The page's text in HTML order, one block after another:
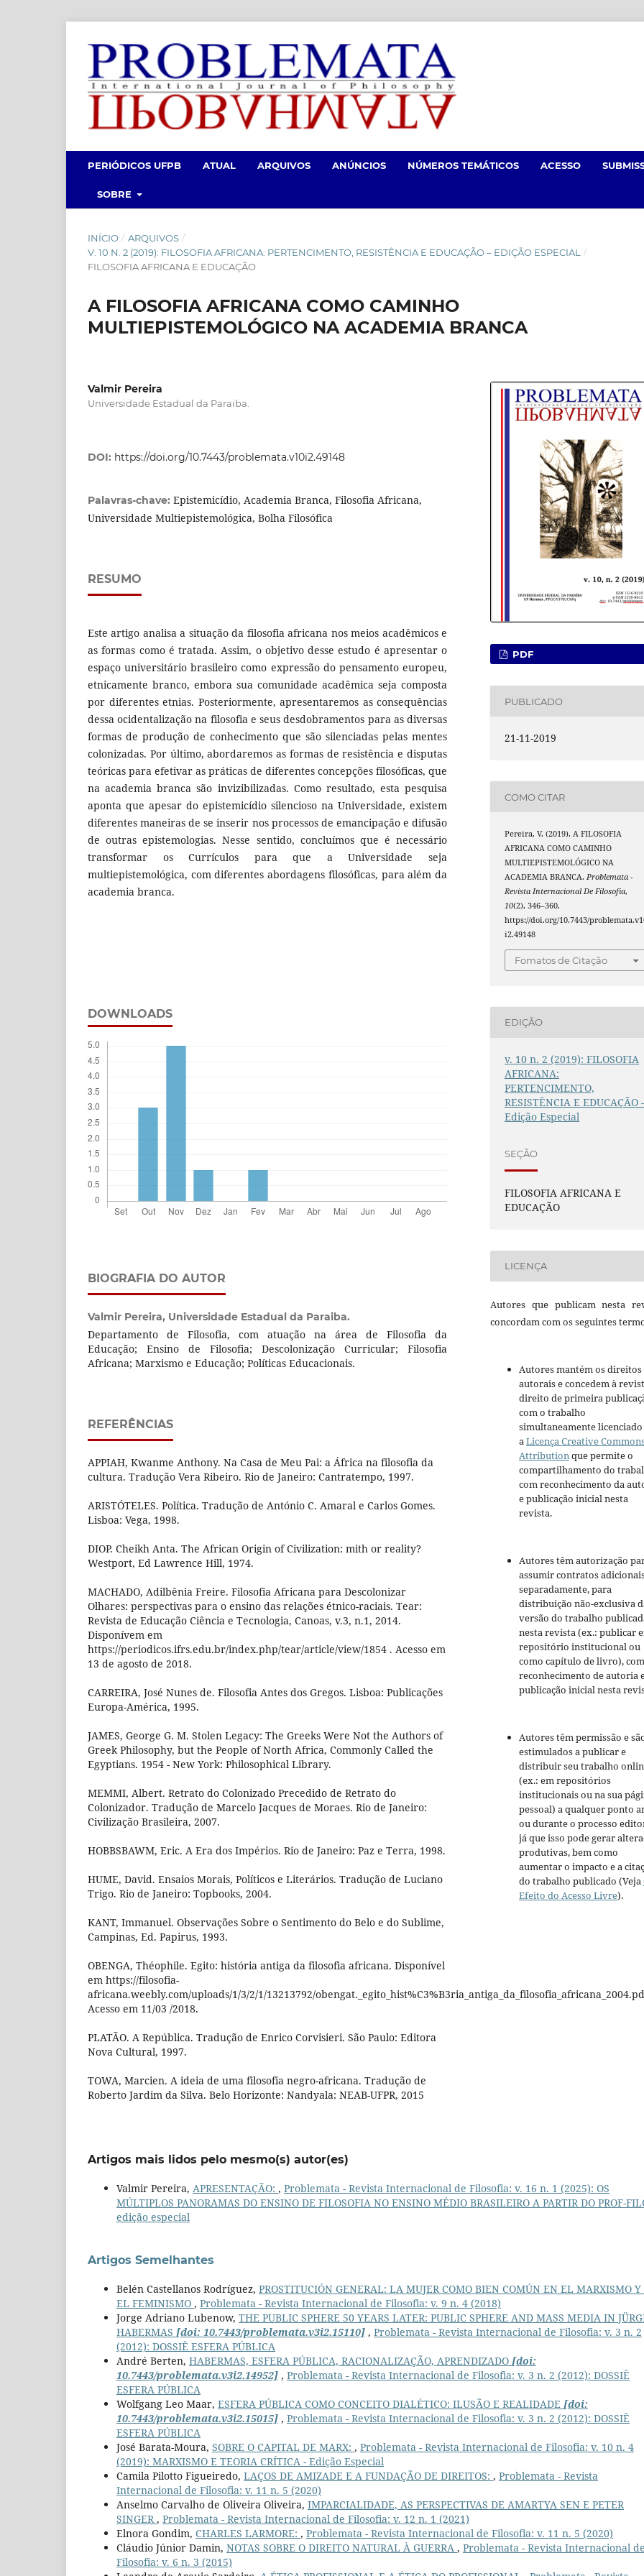
PERIÓDICOS UFPB ATUAL ARQUIVOS ANÚNCIOS NÚMEROS TEMÁTICOS ACESSO
SOBRE
INÍCIO / ARQUIVOS /
V. 10 N. 2 (2019): FILOSOFIA AFRICANA: PERTENCIMENTO, RESISTÊNCIA E EDUCAÇÃO – EDIÇÃO ESPECIAL
/
FILOSOFIA AFRICANA E EDUCAÇÃO
A FILOSOFIA AFRICANA COMO CAMINHO
MULTIEPISTEMOLÓGICO NA ACADEMIA BRANCA
Valmir Pereira
Universidade Estadual da Paraiba.
DOI: https://doi.org/10.7443/problemata.v10i2.49148
Palavras-chave: Epistemicídio, Academia Branca, Filosofia Africana,
Universidade Multiepistemológica, Bolha Filosófica
RESUMO
Este artigo analisa a situação da filosofia africana nos meios acadêmicos e
as formas como é tratada. Assim, o objetivo desse estudo é apresentar o
espaço universitário brasileiro como expressão do pensamento europeu,
etnicamente branco, embora sua comunidade acadêmica seja composta
por diferentes etnias. Posteriormente, apresentaremos as consequências
dessa ocidentalização na filosofia e seus desdobramentos para as diversas
formas de produção de conhecimento que são silenciadas pelas mentes
colonizadas. Por último, abordaremos as formas de resistência e disputas
teóricas para efetivar as práticas de diferentes concepções filosóficas, que
na academia branca são invizibilizadas. Como resultado, esta pesquisa
aponta que apesar do epistemicídio silencioso na Universidade, existem
diferentes maneiras de se inserir nos processos de emancipação e difusão
de outras epistemologias. Nesse sentido, concluímos que é necessário
transformar os Currículos para que a Universidade seja
multiepistemológica, com diferentes abordagens filosóficas, para além da
academia branca.
DOWNLOADS
BIOGRAFIA DO AUTOR
Valmir Pereira, Universidade Estadual da Paraiba.
Departamento de Filosofia, com atuação na área de Filosofia da
Educação; Ensino de Filosofia; Descolonização Curricular; Filosofia
Africana; Marxismo e Educação; Políticas Educacionais.
REFERÊNCIAS
APPIAH, Kwanme Anthony. Na Casa de Meu Pai: a África na filosofia da
cultura. Tradução Vera Ribeiro. Rio de Janeiro: Cantratempo, 1997.
ARISTÓTELES. Política. Tradução de António C. Amaral e Carlos Gomes.
Lisboa: Vega, 1998.
DIOP. Cheikh Anta. The African Origin of Civilization: mith or reality?
Westport, Ed Lawrence Hill, 1974.
MACHADO, Adilbênia Freire. Filosofia Africana para Descolonizar
Olhares: perspectivas para o ensino das relações étnico-raciais. Tear:
Revista de Educação Ciência e Tecnologia, Canoas, v.3, n.1, 2014.
Disponívem em
https://periodicos.ifrs.edu.br/index.php/tear/article/view/1854 . Acesso em
13 de agosto de 2018.
CARREIRA, José Nunes de. Filosofia Antes dos Gregos. Lisboa: Publicações
Europa-América, 1995.
JAMES, George G. M. Stolen Legacy: The Greeks Were Not the Authors of
Greek Philosophy, but the People of North Africa, Commonly Called the
Egyptians. 1954 - New York: Philosophical Library.
MEMMI, Albert. Retrato do Colonizado Precedido de Retrato do
Colonizador. Tradução de Marcelo Jacques de Moraes. Rio de Janeiro:
Civilização Brasileira, 2007.
HOBBSBAWM, Eric. A Era dos Impérios. Rio de Janeiro: Paz e Terra, 1998.
HUME, David. Ensaios Morais, Políticos e Literários. Tradução de Luciano
Trigo. Rio de Janeiro: Topbooks, 2004.
KANT, Immanuel. Observações Sobre o Sentimento do Belo e do Sublime,
Campinas, Ed. Papirus, 1993.
OBENGA, Théophile. Egito: história antiga da filosofia africana. Disponível
em https://filosofia-
africana.weebly.com/uploads/1/3/2/1/13213792/
Acesso em 11/03 /2018.
PLATÃO. A República. Tradução de Enrico Corvisieri. São Paulo: Editora
Nova Cultural, 1997.
TOWA, Marcien. A ideia de uma filosofia negro-africana. Tradução de
Roberto Jardim da Silva. Belo Horizonte: Nandyala: NEAB-UFPR, 2015
PDF
PUBLICADO
21-11-2019
COMO CITAR
Pereira, V. (2019). A FILOSOFIA
AFRICANA COMO CAMINHO
MULTIEPISTEMOLÓGICO NA
ACADEMIA BRANCA.Problemata -
Revista Internacional De Filosofia,
10(2), 346–360.
https://doi.org/10.7443/
i2.49148
Fomatos de Citação
EDIÇÃO
v. 10 n. 2 (2019): FILOSOFIA
AFRICANA:
PERTENCIMENTO,
RESISTÊNCIA E EDUCAÇÃO
Edição Especial
SEÇÃO
FILOSOFIA AFRICANA E
EDUCAÇÃO
LICENÇA
Autores que publicam nesta
concordam com os seguintes
Autores mantém os direitos
autorais e concedem à
direito de primeira
com o trabalho
simultaneamente
aLicença Creative
Attributionque permite o
compartilhamento do
com reconhecimento da
e publicação inicial nesta
revista.
Autores têm autorização
assumir contratos
separadamente, para
distribuição não-exclusiva
versão do trabalho
nesta revista (ex.: publicar
repositório institucional ou
como capítulo de livro), com
reconhecimento de autoria
publicação inicial nesta
Autores têm permissão e
estimulados a publicar e
distribuir seu trabalho
(ex.: em repositórios
institucionais ou na sua
pessoal) a qualquer ponto
ou durante o processo
já que isso pode gerar
produtivas, bem como
aumentar o impacto e a
do trabalho publicado (Veja
Efeito do Acesso Livre).
Artigos mais lidos pelo mesmo(s) autor(es)
Valmir Pereira, APRESENTAÇÃO: , Problemata - Revista Internacional de Filosofia: v. 16 n. 1 (2025): OS
MÚLTIPLOS PANORAMAS DO ENSINO DE FILOSOFIA NO ENSINO MÉDIO BRASILEIRO A PARTIR DO PROF-
edição especial
Artigos Semelhantes
Belén Castellanos Rodríguez, PROSTITUCIÓN GENERAL: LA MUJER COMO BIEN COMÚN EN EL MARXISMO
EL FEMINISMO , Problemata - Revista Internacional de Filosofia: v. 9 n. 4 (2018)
Jorge Adriano Lubenow, THE PUBLIC SPHERE 50 YEARS LATER: PUBLIC SPHERE AND MASS MEDIA IN
HABERMAS [doi: 10.7443/problemata.v3i2.15110] , Problemata - Revista Internacional de Filosofia: v. 3 n. 2
(2012): DOSSIÊ ESFERA PÚBLICA
André Berten, HABERMAS, ESFERA PÚBLICA, RACIONALIZAÇÃO, APRENDIZADO [doi:
10.7443/problemata.v3i2.14952] , Problemata - Revista Internacional de Filosofia: v. 3 n. 2 (2012): DOSSIÊ
ESFERA PÚBLICA
Wolfgang Leo Maar, ESFERA PÚBLICA COMO CONCEITO DIALÉTICO: ILUSÃO E REALIDADE [doi:
10.7443/problemata.v3i2.15015] , Problemata - Revista Internacional de Filosofia: v. 3 n. 2 (2012): DOSSIÊ
ESFERA PÚBLICA
José Barata-Moura, SOBRE O CAPITAL DE MARX: , Problemata - Revista Internacional de Filosofia: v. 10 n. 4
(2019): MARXISMO E TEORIA CRÍTICA - Edição Especial
Camila Pilotto Figueiredo, LAÇOS DE AMIZADE E A FUNDAÇÃO DE DIREITOS: , Problemata - Revista
Internacional de Filosofia: v. 11 n. 5 (2020)
Anselmo Carvalho de Oliveira Oliveira, IMPARCIALIDADE, AS PERSPECTIVAS DE AMARTYA SEN E PETER
SINGER, Problemata - Revista Internacional de Filosofia: v. 12 n. 1 (2021)
Elnora Gondim, CHARLES LARMORE: , Problemata - Revista Internacional de Filosofia: v. 11 n. 5 (2020)
Cláudio Júnior Damin, NOTAS SOBRE O DIREITO NATURAL À GUERRA , Problemata - Revista Internacional
Filosofia: v. 6 n. 3 (2015)